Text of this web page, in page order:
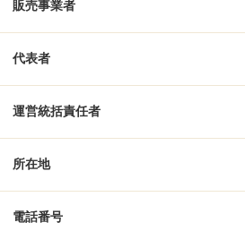
販売事業者
代表者
運営統括責任者
所在地
電話番号